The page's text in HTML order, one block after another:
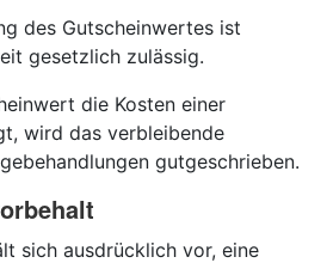
des Gutscheinwertes ist
gesetzlich zulässig.
die Kosten einer
wird das verbleibende
gutgeschrieben.
sich ausdrücklich vor, eine